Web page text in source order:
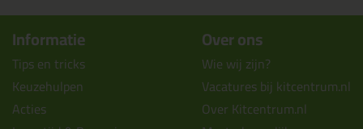
Informatie
Tips en tricks
Keuzehulpen
Acties
Over ons
Wie wij zijn?
Vacatures bij kitcentrum.nl
Over Kitcentrum.nl